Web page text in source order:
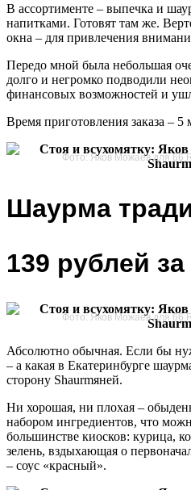
В ассортименте – выпечка и
напитками. Готовят там же.
окна – для привлечения
Передо мной была небольшая
долго и негромко подводили
финансовых возможностей и
Время приготовления заказа – 5
Фото: Яков Можаев для
Шаурма
139 рублей
Фото: Яков Можаев для
Абсолютно обычная. Если бы
– а какая в Екатеринбурге
сторону Shaurmяней.
Ни хорошая, ни плохая –
набором ингредиентов, что
большинстве киосков: курица,
зелень, вздыхающая о
– соус «красный».